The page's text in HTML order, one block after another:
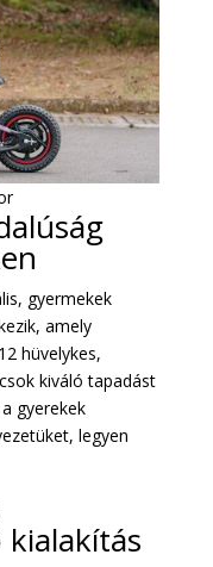
gyermekek
amely
hüvelykes,
kiváló tapadást
gyerekek
legyen